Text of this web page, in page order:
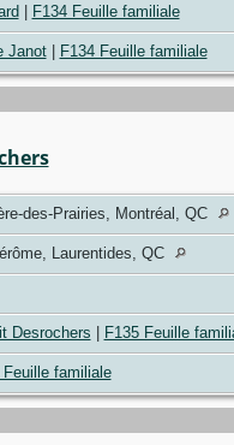
F134 Feuille familiale
Janot| F134 Feuille familiale
des-Prairies, Montréal, QC
Laurentides, QC
Desrochers F135 Feuille
Feuille familiale